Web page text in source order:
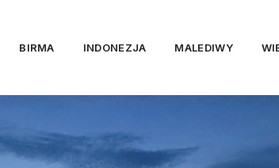
BIRMA INDONEZJA MALEDIWY